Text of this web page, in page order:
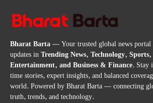
Bharat Barta— Your trusted global news portal
updates inTrending News, Technology, Sports,
Entertainment, and Business & Finance. Stay
time stories, expert insights, and balanced
world. Powered by Bharat Barta — connecting
truth, trends, and technology.